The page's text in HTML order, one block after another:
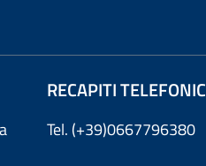
RECAPITI
Tel. (+39)0667796380